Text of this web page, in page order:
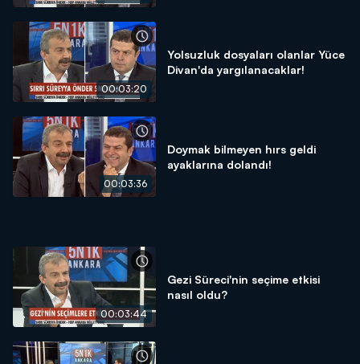
00:03:20
Yolsuzluk dosyaları olanlar Yüce
Divan'da yargılanacaklar!
00:03:36
Doymak bilmeyen hırs geldi
ayaklarına dolandı!
00:03:44
Gezi Süreci'nin seçime etkisi
nasıl oldu?